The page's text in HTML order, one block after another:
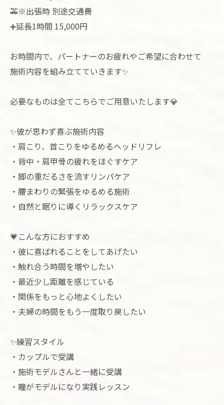
🚕※出張時 別途交通費
➕延長1時間 15,000円
お時間内で、パートナーのお疲れやご希望に合わせて
施術内容を組み立てていきます✨
必要なものは全てこちらでご用意いたします💎
✨彼が思わず喜ぶ施術内容
・肩こり、首こりをゆるめるヘッドリフレ
・背中・肩甲骨の疲れをほぐすケア
・脚の重だるさを流すリンパケア
・腰まわりの緊張をゆるめる施術
・自然と眠りに導くリラックスケア
💗こんな方におすすめ
・彼に喜ばれることをしてあげたい
・触れ合う時間を増やしたい
・最近少し距離を感じている
・関係をもっと心地よくしたい
・夫婦の時間をもう一度取り戻したい
✨練習スタイル
・カップルで受講
・施術モデルさんと一緒に受講
・瞳がモデルになり実践レッスン